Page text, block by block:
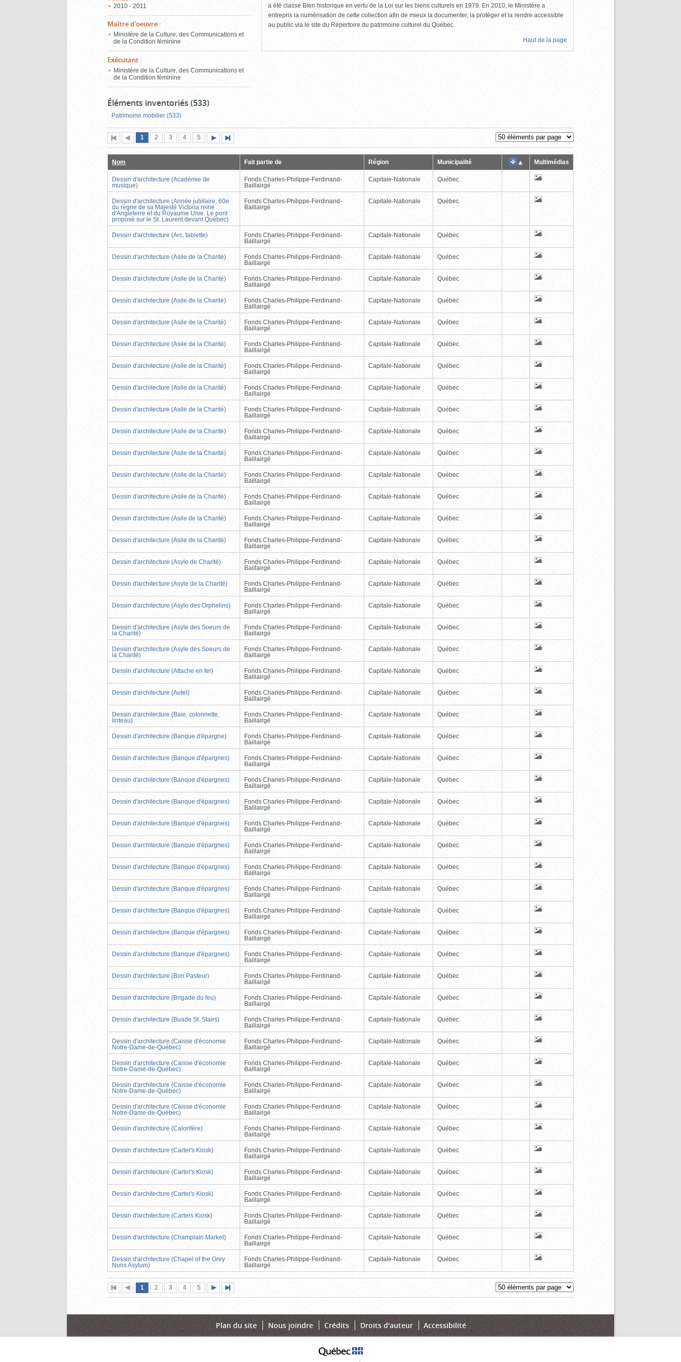
2010 - 2011
Maître d'oeuvre :
Ministère de la Culture, des Communications et
de la Condition féminine
Exécutant :
Ministère de la Culture, des Communications et
de la Condition féminine
a été classé Bien historique en vertu de la Loi sur les biens culturels en 1979. En 2010, le Ministère a
entrepris la numérisation de cette collection afin de mieux la documenter, la protéger et la rendre accessible
au public via le site du Répertoire du patrimoine culturel du Québec.
Haut de la page
Éléments inventoriés (533)
Patrimoine mobilier (533)
Première
page
Page
précédente
Page
1 (page
actuelle)
Page
2 Page
3 Page
4 Page
5
suivante
page
Nom Fait partie de Région Municipalité Multimédias
Dessin d'architecture (Académie de
musique)
Fonds Charles-Philippe-Ferdinand-
Baillairgé
Capitale-Nationale Québec
Dessin d'architecture (Année jubilaire, 60e
du règne de sa Majesté Victoria reine
d'Angleterre et du Royaume Unie. Le pont
proposé sur le St. Laurent devant Québec)
Fonds Charles-Philippe-Ferdinand-
Baillairgé
Capitale-Nationale Québec
Dessin d'architecture (Arc, tablette)
Fonds Charles-Philippe-Ferdinand-
Baillairgé
Capitale-Nationale Québec
Dessin d'architecture (Asile de la Charité)
Fonds Charles-Philippe-Ferdinand-
Baillairgé
Capitale-Nationale Québec
Dessin d'architecture (Asile de la Charité)
Fonds Charles-Philippe-Ferdinand-
Baillairgé
Capitale-Nationale Québec
Dessin d'architecture (Asile de la Charité)
Fonds Charles-Philippe-Ferdinand-
Baillairgé
Capitale-Nationale Québec
Dessin d'architecture (Asile de la Charité)
Fonds Charles-Philippe-Ferdinand-
Baillairgé
Capitale-Nationale Québec
Dessin d'architecture (Asile de la Charité)
Fonds Charles-Philippe-Ferdinand-
Baillairgé
Capitale-Nationale Québec
Dessin d'architecture (Asile de la Charité)
Fonds Charles-Philippe-Ferdinand-
Baillairgé
Capitale-Nationale Québec
Dessin d'architecture (Asile de la Charité)
Fonds Charles-Philippe-Ferdinand-
Baillairgé
Capitale-Nationale Québec
Dessin d'architecture (Asile de la Charité)
Fonds Charles-Philippe-Ferdinand-
Baillairgé
Capitale-Nationale Québec
Dessin d'architecture (Asile de la Charité)
Fonds Charles-Philippe-Ferdinand-
Baillairgé
Capitale-Nationale Québec
Dessin d'architecture (Asile de la Charité)
Fonds Charles-Philippe-Ferdinand-
Baillairgé
Capitale-Nationale Québec
Dessin d'architecture (Asile de la Charité)
Fonds Charles-Philippe-Ferdinand-
Baillairgé
Capitale-Nationale Québec
Dessin d'architecture (Asile de la Charité)
Fonds Charles-Philippe-Ferdinand-
Baillairgé
Capitale-Nationale Québec
Dessin d'architecture (Asile de la Charité)
Fonds Charles-Philippe-Ferdinand-
Baillairgé
Capitale-Nationale Québec
Dessin d'architecture (Asile de la Charité)
Fonds Charles-Philippe-Ferdinand-
Baillairgé
Capitale-Nationale Québec
Dessin d'architecture (Asyle de Charité)
Fonds Charles-Philippe-Ferdinand-
Baillairgé
Capitale-Nationale Québec
Dessin d'architecture (Asyle de la Charité)
Fonds Charles-Philippe-Ferdinand-
Baillairgé
Capitale-Nationale Québec
Dessin d'architecture (Asyle des Orphelins)
Fonds Charles-Philippe-Ferdinand-
Baillairgé
Capitale-Nationale Québec
Dessin d'architecture (Asyle des Soeurs de
la Charité)
Fonds Charles-Philippe-Ferdinand-
Baillairgé
Capitale-Nationale Québec
Dessin d'architecture (Asyle des Soeurs de
la Charité)
Fonds Charles-Philippe-Ferdinand-
Baillairgé
Capitale-Nationale Québec
Dessin d'architecture (Attache en fer)
Fonds Charles-Philippe-Ferdinand-
Baillairgé
Capitale-Nationale Québec
Dessin d'architecture (Autel)
Fonds Charles-Philippe-Ferdinand-
Baillairgé
Capitale-Nationale Québec
Dessin d'architecture (Baie, colonnette,
linteau)
Fonds Charles-Philippe-Ferdinand-
Baillairgé
Capitale-Nationale Québec
Dessin d'architecture (Banque d'épargne)
Fonds Charles-Philippe-Ferdinand-
Baillairgé
Capitale-Nationale Québec
Dessin d'architecture (Banque d'épargnes)
Fonds Charles-Philippe-Ferdinand-
Baillairgé
Capitale-Nationale Québec
Dessin d'architecture (Banque d'épargnes)
Fonds Charles-Philippe-Ferdinand-
Baillairgé
Capitale-Nationale Québec
Dessin d'architecture (Banque d'épargnes)
Fonds Charles-Philippe-Ferdinand-
Baillairgé
Capitale-Nationale Québec
Dessin d'architecture (Banque d'épargnes)
Fonds Charles-Philippe-Ferdinand-
Baillairgé
Capitale-Nationale Québec
Dessin d'architecture (Banque d'épargnes)
Fonds Charles-Philippe-Ferdinand-
Baillairgé
Capitale-Nationale Québec
Dessin d'architecture (Banque d'épargnes)
Fonds Charles-Philippe-Ferdinand-
Baillairgé
Capitale-Nationale Québec
Dessin d'architecture (Banque d'épargnes)
Fonds Charles-Philippe-Ferdinand-
Baillairgé
Capitale-Nationale Québec
Dessin d'architecture (Banque d'épargnes)
Fonds Charles-Philippe-Ferdinand-
Baillairgé
Capitale-Nationale Québec
Dessin d'architecture (Banque d'épargnes)
Fonds Charles-Philippe-Ferdinand-
Baillairgé
Capitale-Nationale Québec
Dessin d'architecture (Banque d'épargnes)
Fonds Charles-Philippe-Ferdinand-
Baillairgé
Capitale-Nationale Québec
Dessin d'architecture (Bon Pasteur)
Fonds Charles-Philippe-Ferdinand-
Baillairgé
Capitale-Nationale Québec
Dessin d'architecture (Brigade du feu)
Fonds Charles-Philippe-Ferdinand-
Baillairgé
Capitale-Nationale Québec
Dessin d'architecture (Buade St. Stairs)
Fonds Charles-Philippe-Ferdinand-
Baillairgé
Capitale-Nationale Québec
Dessin d'architecture (Caisse d'économie
Notre-Dame-de-Québec)
Fonds Charles-Philippe-Ferdinand-
Baillairgé
Capitale-Nationale Québec
Dessin d'architecture (Caisse d'économie
Notre-Dame-de-Québec)
Fonds Charles-Philippe-Ferdinand-
Baillairgé
Capitale-Nationale Québec
Dessin d'architecture (Caisse d'économie
Notre-Dame-de-Québec)
Fonds Charles-Philippe-Ferdinand-
Baillairgé
Capitale-Nationale Québec
Dessin d'architecture (Caisse d'économie
Notre-Dame-de-Québec)
Fonds Charles-Philippe-Ferdinand-
Baillairgé
Capitale-Nationale Québec
Dessin d'architecture (Calorifère)
Fonds Charles-Philippe-Ferdinand-
Baillairgé
Capitale-Nationale Québec
Dessin d'architecture (Carter's Kiosk)
Fonds Charles-Philippe-Ferdinand-
Baillairgé
Capitale-Nationale Québec
Dessin d'architecture (Carter's Kiosk)
Fonds Charles-Philippe-Ferdinand-
Baillairgé
Capitale-Nationale Québec
Dessin d'architecture (Carter's Kiosk)
Fonds Charles-Philippe-Ferdinand-
Baillairgé
Capitale-Nationale Québec
Dessin d'architecture (Carters Kiosk)
Fonds Charles-Philippe-Ferdinand-
Baillairgé
Capitale-Nationale Québec
Dessin d'architecture (Champlain Market)
Fonds Charles-Philippe-Ferdinand-
Baillairgé
Capitale-Nationale Québec
Dessin d'architecture (Chapel of the Grey
Nuns Asylum)
Fonds Charles-Philippe-Ferdinand-
Baillairgé
Capitale-Nationale Québec
Première
page
Page
précédente
Page
1 (page
actuelle)
Page
2 Page
3 Page
4 Page
5
suivante
page
Plan du site Nous joindre Crédits Droits d'auteur Accessibilité